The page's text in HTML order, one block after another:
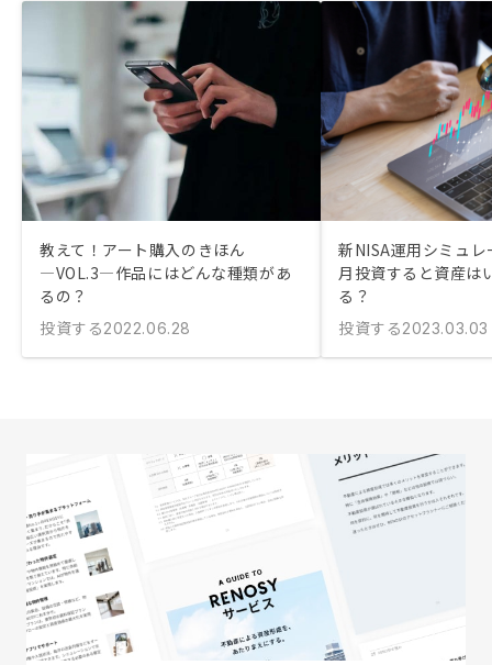
教えて！アート購入のきほん
―VOL.3―作品にはどんな種類があ
るの？
投資する2022.06.28
新NISA運用シミュ
月投資すると資産は
る？
投資する2023.03.03